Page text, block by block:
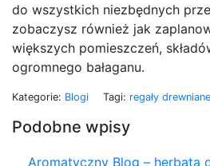
do wszystkich niezbędnych
zobaczysz również jak
większych pomieszczeń,
ogromnego bałaganu.
Kategorie: Blogi Tagi: regały drewniane
Podobne wpisy
Aromatyczny Blog – herbata